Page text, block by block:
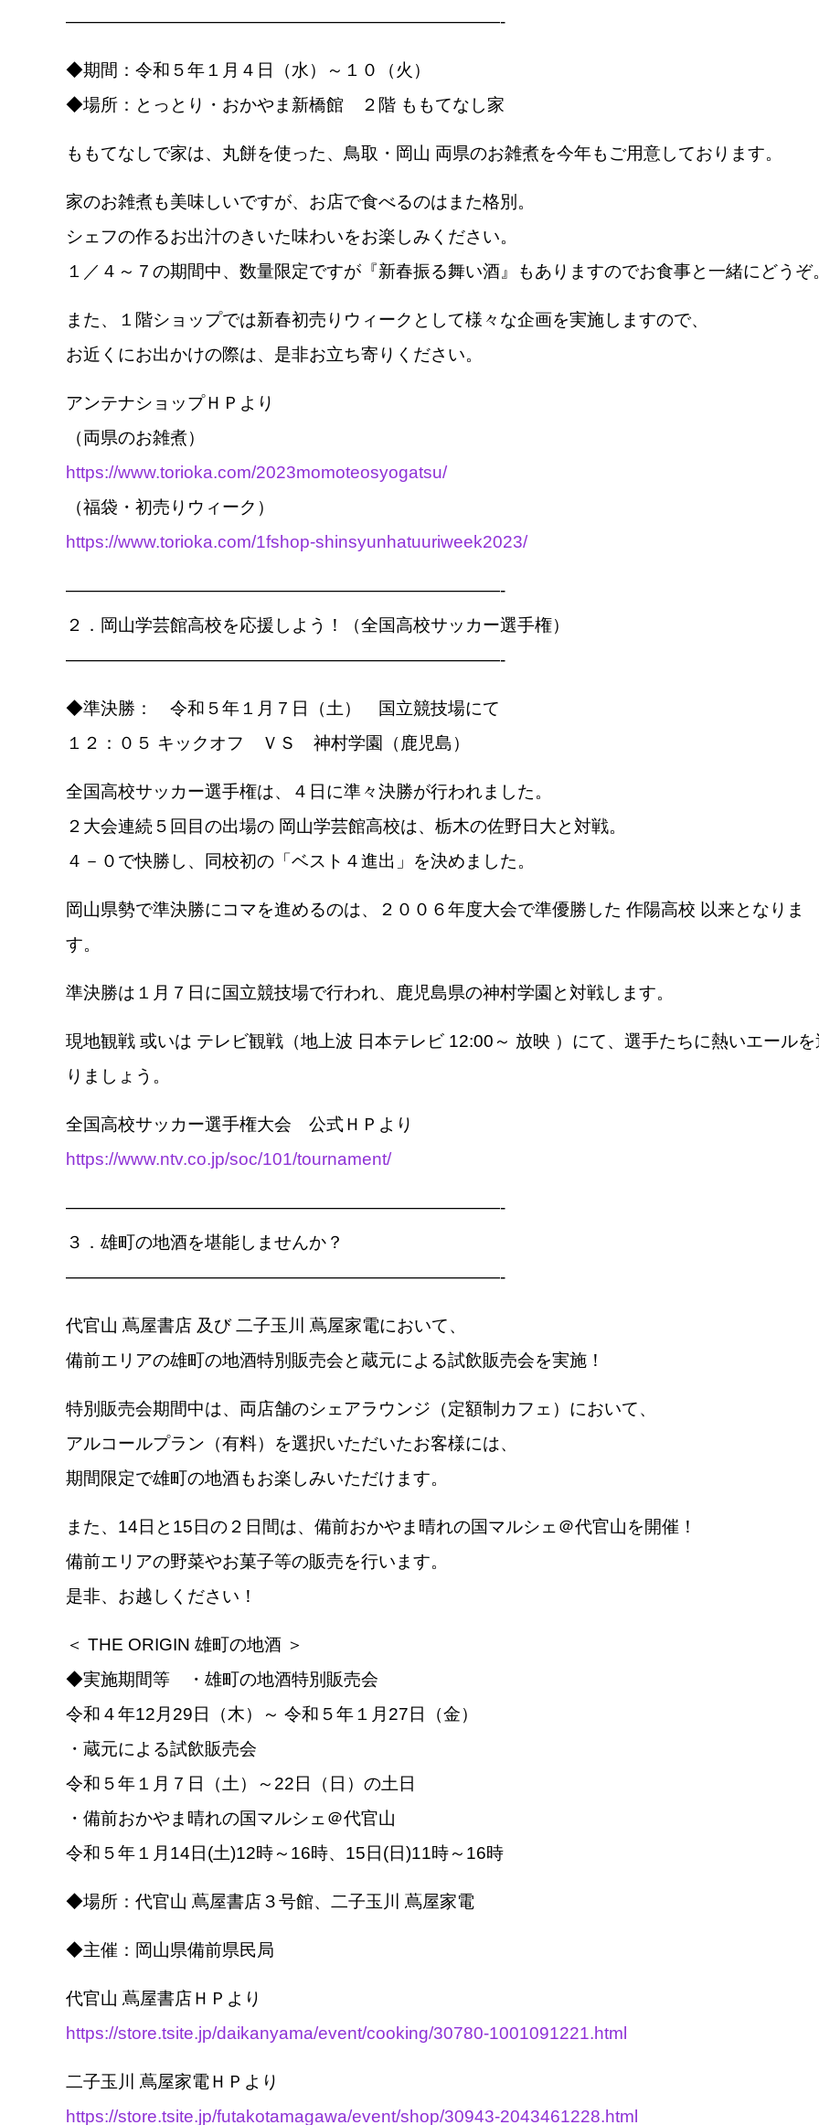
—————————————————————————-
◆期間：令和５年１月４日（水）～１０（火）
◆場所：とっとり・おかやま新橋館 ２階 ももてなし家
ももてなしで家は、丸餅を使った、鳥取・岡山 両県のお雑煮を今年もご用意しております。
家のお雑煮も美味しいですが、お店で食べるのはまた格別。
シェフの作るお出汁のきいた味わいをお楽しみください。
１／４～７の期間中、数量限定ですが『新春振る舞い酒』もありますのでお食事と一緒にどうぞ
また、１階ショップでは新春初売りウィークとして様々な企画を実施しますので、
お近くにお出かけの際は、是非お立ち寄りください。
アンテナショップＨＰより
（両県のお雑煮）
https://www.torioka.com/2023momoteosyogatsu/
（福袋・初売りウィーク）
https://www.torioka.com/1fshop-shinsyunhatuuriweek2023/
—————————————————————————-
２．岡山学芸館高校を応援しよう！（全国高校サッカー選手権）
—————————————————————————-
◆準決勝： 令和５年１月７日（土） 国立競技場にて
１２：０５ キックオフ ＶＳ 神村学園（鹿児島）
全国高校サッカー選手権は、４日に準々決勝が行われました。
２大会連続５回目の出場の 岡山学芸館高校は、栃木の佐野日大と対戦。
４－０で快勝し、同校初の「ベスト４進出」を決めました。
岡山県勢で準決勝にコマを進めるのは、２００６年度大会で準優勝した 作陽高校 以来となりま
す。
準決勝は１月７日に国立競技場で行われ、鹿児島県の神村学園と対戦します。
現地観戦 或いは テレビ観戦（地上波 日本テレビ 12:00～ 放映 ）にて、選手たちに熱いエールを
りましょう。
全国高校サッカー選手権大会 公式ＨＰより
https://www.ntv.co.jp/soc/101/tournament/
—————————————————————————-
３．雄町の地酒を堪能しませんか？
—————————————————————————-
代官山 蔦屋書店 及び 二子玉川 蔦屋家電において、
備前エリアの雄町の地酒特別販売会と蔵元による試飲販売会を実施！
特別販売会期間中は、両店舗のシェアラウンジ（定額制カフェ）において、
アルコールプラン（有料）を選択いただいたお客様には、
期間限定で雄町の地酒もお楽しみいただけます。
また、14日と15日の２日間は、備前おかやま晴れの国マルシェ＠代官山を開催！
備前エリアの野菜やお菓子等の販売を行います。
是非、お越しください！
＜ THE ORIGIN 雄町の地酒 ＞
◆実施期間等 ・雄町の地酒特別販売会
令和４年12月29日（木）～ 令和５年１月27日（金）
・蔵元による試飲販売会
令和５年１月７日（土）～22日（日）の土日
・備前おかやま晴れの国マルシェ＠代官山
令和５年１月14日(土)12時～16時、15日(日)11時～16時
◆場所：代官山 蔦屋書店３号館、二子玉川 蔦屋家電
◆主催：岡山県備前県民局
代官山 蔦屋書店ＨＰより
https://store.tsite.jp/daikanyama/event/cooking/30780-1001091221.html
二子玉川 蔦屋家電ＨＰより
https://store.tsite.jp/futakotamagawa/event/shop/30943-2043461228.html